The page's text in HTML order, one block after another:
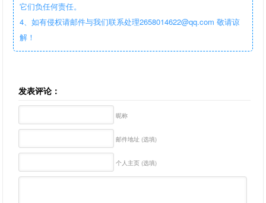
它们负任何责任。
4、如有侵权请邮件与我们联系处理2658014622@qq.com 敬请谅
解！
发表评论：
昵称
邮件地址 (选填)
个人主页 (选填)